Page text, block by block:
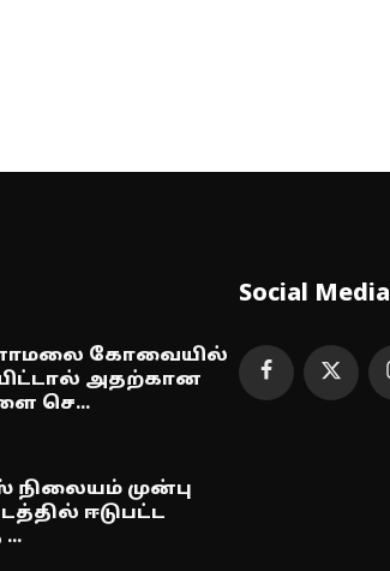
கோவையில்
அதற்கான
செ...
நிலையம் முன்பு
ஈடுபட்ட
Social Media